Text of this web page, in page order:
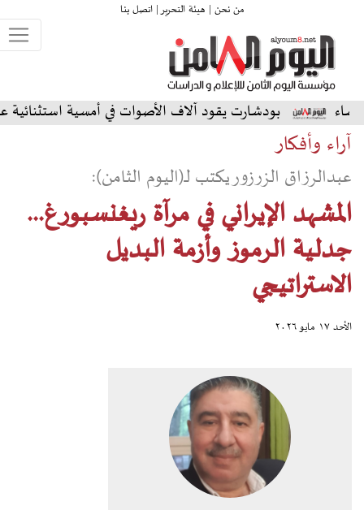
من نحن | هيئة التحرير |اتصل بنا
يقود آلاف الأصوات في أمسية استثنائية على المسرح
آراء وأفكار
عبدالرزاق الزرزور يكتب لـ(اليوم الثامن):
المشهد الإيراني في مرآة ريغنسبورغ...
جدلية الرموز وأزمة البديل
الاستراتيجي
الأحد ١٧ مايو ٢٠٢٦